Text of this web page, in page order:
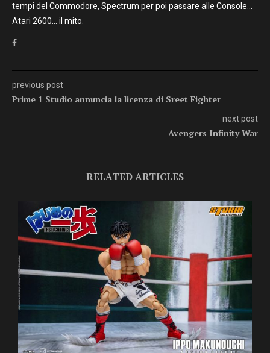
tempi del Commodore, Spectrum per poi passare alle Console…
Atari 2600… il mito.
previous post
Prime 1 Studio annuncia la licenza di Sreet Fighter
next post
Avengers Infinity War
RELATED ARTICLES